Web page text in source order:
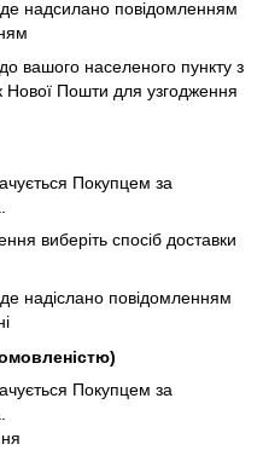
надсилано повідомленням
вашого населеного пункту з
Нової Пошти для узгодження
Покупцем за
виберіть спосіб доставки
надіслано повідомленням
Покупцем за